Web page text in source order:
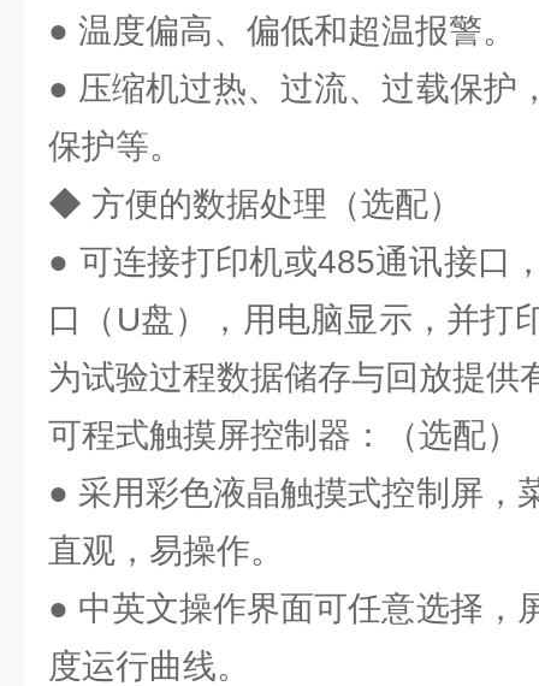
● 温度偏高、偏低和超温报警。
● 压缩机过热、过流、过载保护
保护等。
◆ 方便的数据处理（选配）
● 可连接打印机或485通讯接口
口（U盘），用电脑显示，并打
为试验过程数据储存与回放提供
可程式触摸屏控制器：（选配）
● 采用彩色液晶触摸式控制屏，
直观，易操作。
● 中英文操作界面可任意选择，
度运行曲线。